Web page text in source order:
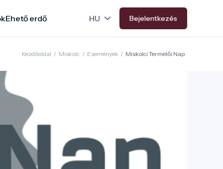
Ehető erdő Bejelentkezés
Kezdőoldal / Miskolc / Események / Miskolci Termelői Nap